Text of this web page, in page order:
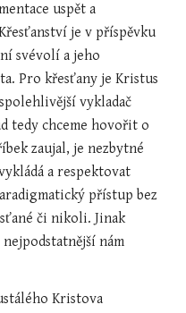
uspět a
je v příspěvku
svévolí a jeho
Pro křesťany je Kristus
vykladač
tedy chceme hovořit o
zaujal, je nezbytné
a respektovat
přístup bez
či nikoli. Jinak
nám
Kristova